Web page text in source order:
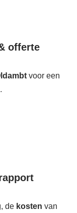
offerte
voor een
.
de kosten van